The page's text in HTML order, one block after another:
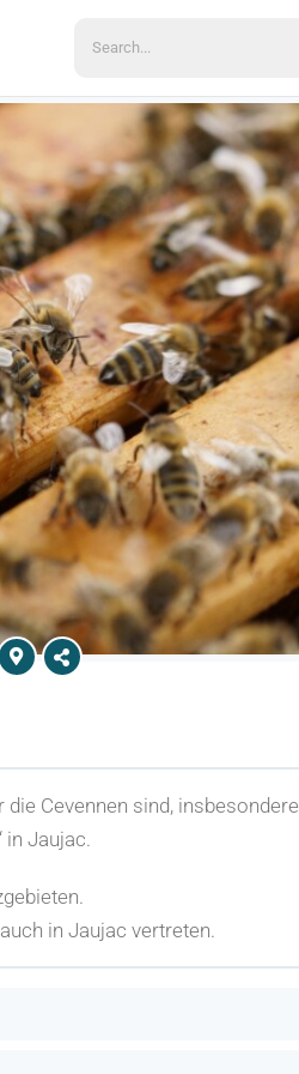
Cevennen sind, insbesondere
in Jaujac.
in Jaujac vertreten.